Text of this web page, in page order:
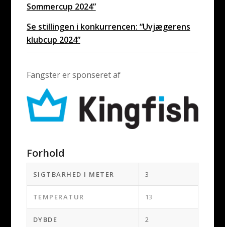
Sommercup 2024”
Se stillingen i konkurrencen: “Uvjægerens
klubcup 2024”
Fangster er sponseret af
Forhold
SIGTBARHED I METER 3
TEMPERATUR 13
DYBDE 2